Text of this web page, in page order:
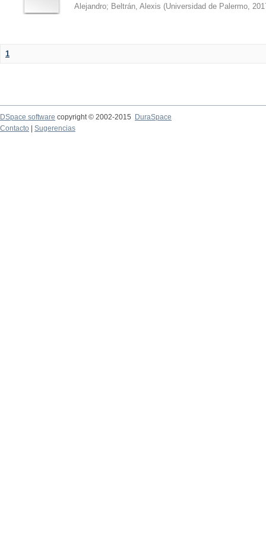
Alejandro; Beltrán, Alexis (Universidad de Palermo,
1
DSpace software copyright © 2002-2015
DuraSpace
Contacto
Sugerencias